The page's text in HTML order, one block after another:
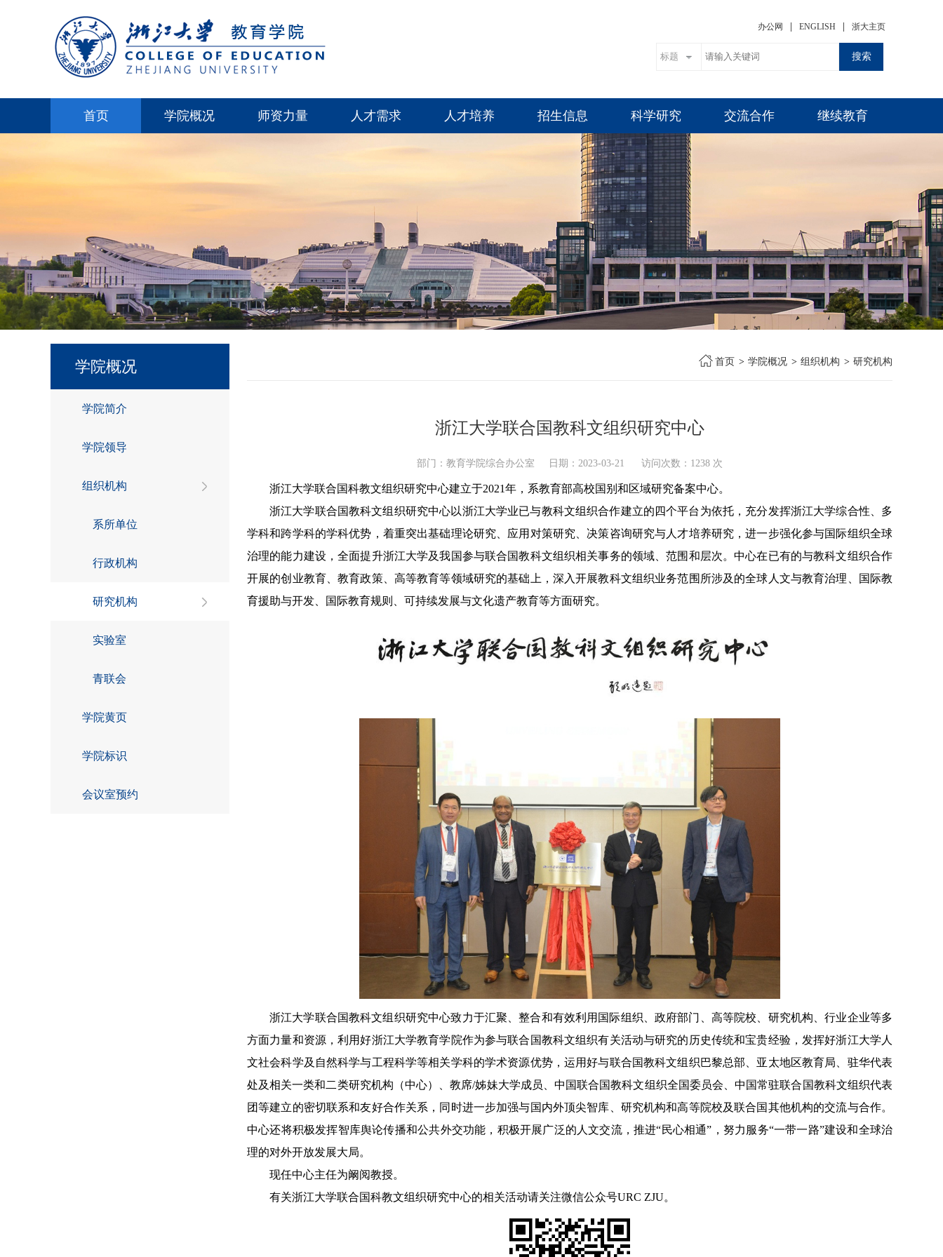
办公网 ENGLISH 浙大主页
搜索
首页 学院概况 师资力量 人才需求 人才培养 招生信息 科学研究 交流合作 继续教育
学院概况
学院简介
学院领导
组织机构
系所单位
行政机构
研究机构
实验室
青联会
学院黄页
学院标识
会议室预约
首页 > 学院概况 > 组织机构 > 研究机构
浙江大学联合国教科文组织研究中心
部门：教育学院综合办公室 日期：2023-03-21 访问次数： 1238 次
浙江大学联合国科教文组织研究中心建立于2021年，系教育部高校国别和区域研究备案中心。
浙江大学联合国教科文组织研究中心以浙江大学业已与教科文组织合作建立的四个平台为依托，充分发挥浙江大学综合性、多
学科和跨学科的学科优势，着重突出基础理论研究、应用对策研究、决策咨询研究与人才培养研究，进一步强化参与国际组织全球
治理的能力建设，全面提升浙江大学及我国参与联合国教科文组织相关事务的领域、范围和层次。中心在已有的与教科文组织合作
开展的创业教育、教育政策、高等教育等领域研究的基础上，深入开展教科文组织业务范围所涉及的全球人文与教育治理、国际教
育援助与开发、国际教育规则、可持续发展与文化遗产教育等方面研究。
浙江大学联合国教科文组织研究中心致力于汇聚、整合和有效利用国际组织、政府部门、高等院校、研究机构、行业企业等多
方面力量和资源，利用好浙江大学教育学院作为参与联合国教科文组织有关活动与研究的历史传统和宝贵经验，发挥好浙江大学人
文社会科学及自然科学与工程科学等相关学科的学术资源优势，运用好与联合国教科文组织巴黎总部、亚太地区教育局、驻华代表
处及相关一类和二类研究机构（中心）、教席/姊妹大学成员、中国联合国教科文组织全国委员会、中国常驻联合国教科文组织代表
团等建立的密切联系和友好合作关系，同时进一步加强与国内外顶尖智库、研究机构和高等院校及联合国其他机构的交流与合作。
中心还将积极发挥智库舆论传播和公共外交功能，积极开展广泛的人文交流，推进“民心相通”，努力服务“一带一路”建设和全球治
理的对外开放发展大局。
现任中心主任为阚阅教授。
有关浙江大学联合国科教文组织研究中心的相关活动请关注微信公众号URC ZJU。